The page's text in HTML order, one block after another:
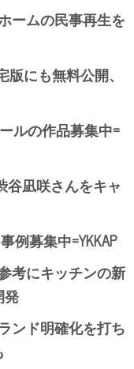
ームの民事再生を
にも無料公開、
ルの作品募集中=
谷凪咲さんをキャ
例募集中=YKKAP
考にキッチンの新
発
ンド明確化を打ち